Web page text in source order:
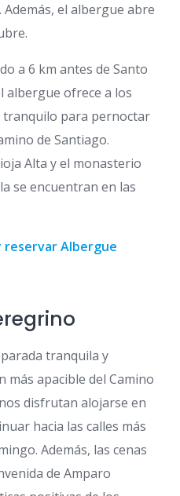
el albergue abre
a 6 km antes de Santo
albergue ofrece a los
para pernoctar
de Santiago.
Alta y el monasterio
se encuentran en las
reservar Albergue
tranquila y
más apacible del Camino
disfrutan alojarse en
hacia las calles más
Además, las cenas
de Amparo